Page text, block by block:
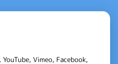
Vimeo, Facebook,